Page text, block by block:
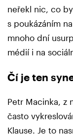
neřekl nic, co
s poukázáním
mnoho dní
médií i na
Čí je ten
Petr Macinka, z
často
Klause. Je to